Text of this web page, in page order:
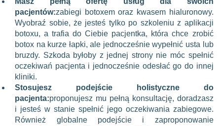
pacjentów:zabiegi botoxem oraz kwasem hialuronowy.
Wyobraź sobie, że jesteś tylko po szkoleniu z aplikacji
botoxu, a trafia do Ciebie pacjentka, która chce zrobić
botox na kurze łapki, ale jednocześnie wypełnić usta lub
bruzdy. Szkoda byłoby z jednej strony nie móc spełnić
oczekiwań pacjenta i jednocześnie odesłać go do innej
kliniki.
Stosujesz podejście holistyczne do
pacjenta:proponujesz mu pełną konsultację, doradzasz
i jesteś w stanie spełnić jego oczekiwania zabiegowe.
Również globalne podejście i zaproponowanie